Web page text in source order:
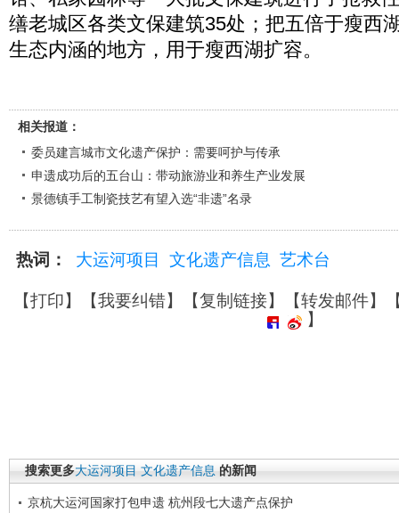
缮老城区各类文保建筑35处；把五倍于瘦西
生态内涵的地方，用于瘦西湖扩容。
相关报道：
委员建言城市文化遗产保护：需要呵护与传承
申遗成功后的五台山：带动旅游业和养生产业发展
景德镇手工制瓷技艺有望入选“非遗”名录
热词： 大运河项目 文化遗产信息 艺术台
【打印】【我要纠错】【复制链接】【转发邮件】
】
搜索更多大运河项目 文化遗产信息 的新闻
京杭大运河国家打包申遗 杭州段七大遗产点保护